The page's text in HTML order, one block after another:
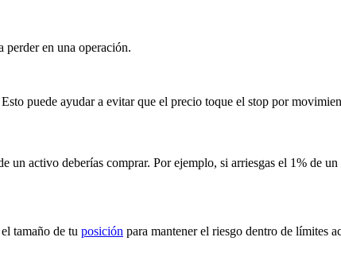
perder en una operación.
puede ayudar a evitar que el precio toque el stop por
un activo deberías comprar. Por ejemplo, si arriesgas el 1% de
tamaño de tu posición para mantener el riesgo dentro de límites